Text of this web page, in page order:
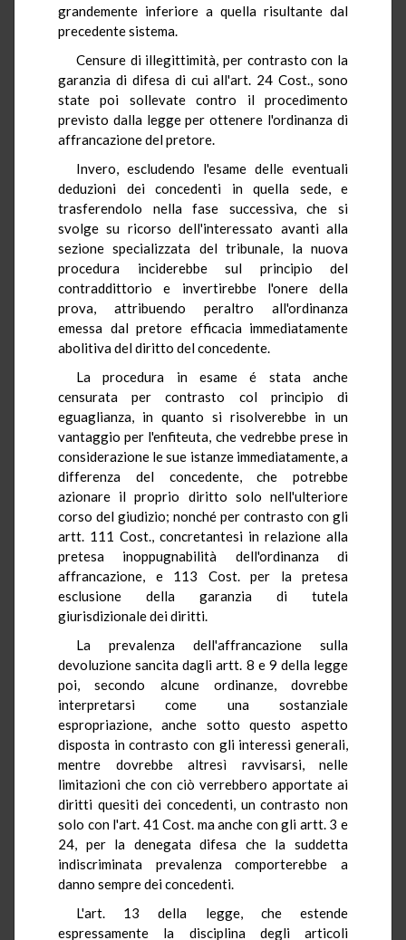
grandemente inferiore a quella risultante dal
precedente sistema.
Censure di illegittimità, per contrasto con la
garanzia di difesa di cui all'art. 24 Cost., sono
state poi sollevate contro il procedimento
previsto dalla legge per ottenere l'ordinanza di
affrancazione del pretore.
Invero, escludendo l'esame delle eventuali
deduzioni dei concedenti in quella sede, e
trasferendolo nella fase successiva, che si
svolge su ricorso dell'interessato avanti alla
sezione specializzata del tribunale, la nuova
procedura inciderebbe sul principio del
contraddittorio e invertirebbe l'onere della
prova, attribuendo peraltro all'ordinanza
emessa dal pretore efficacia immediatamente
abolitiva del diritto del concedente.
La procedura in esame é stata anche
censurata per contrasto col principio di
eguaglianza, in quanto si risolverebbe in un
vantaggio per l'enfiteuta, che vedrebbe prese in
considerazione le sue istanze immediatamente, a
differenza del concedente, che potrebbe
azionare il proprio diritto solo nell'ulteriore
corso del giudizio; nonché per contrasto con gli
artt. 111 Cost., concretantesi in relazione alla
pretesa inoppugnabilità dell'ordinanza di
affrancazione, e 113 Cost. per la pretesa
esclusione della garanzia di tutela
giurisdizionale dei diritti.
La prevalenza dell'affrancazione sulla
devoluzione sancita dagli artt. 8 e 9 della legge
poi, secondo alcune ordinanze, dovrebbe
interpretarsi come una sostanziale
espropriazione, anche sotto questo aspetto
disposta in contrasto con gli interessi generali,
mentre dovrebbe altresì ravvisarsi, nelle
limitazioni che con ciò verrebbero apportate ai
diritti quesiti dei concedenti, un contrasto non
solo con l'art. 41 Cost. ma anche con gli artt. 3 e
24, per la denegata difesa che la suddetta
indiscriminata prevalenza comporterebbe a
danno sempre dei concedenti.
L'art. 13 della legge, che estende
espressamente la disciplina degli articoli